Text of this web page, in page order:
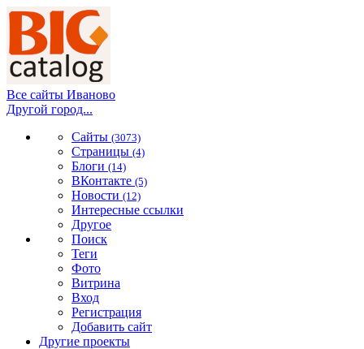
Все сайты Иваново
Другой город...
Сайты (3073)
Страницы (4)
Блоги (14)
ВКонтакте (5)
Новости (12)
Интересные ссылки
Другое
Поиск
Теги
Фото
Витрина
Вход
Регистрация
Добавить сайт
Другие проекты